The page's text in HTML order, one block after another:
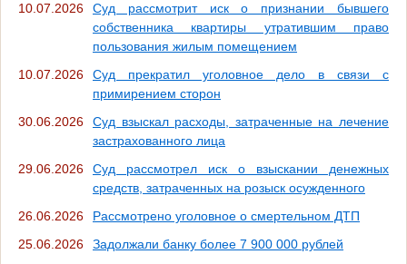
10.07.2026
Суд рассмотрит иск о признании бывшего
собственника квартиры утратившим право
пользования жилым помещением
10.07.2026
Суд прекратил уголовное дело в связи с
примирением сторон
30.06.2026
Суд взыскал расходы, затраченные на лечение
застрахованного лица
29.06.2026
Суд рассмотрел иск о взыскании денежных
средств, затраченных на розыск осужденного
26.06.2026
Рассмотрено уголовное о смертельном ДТП
25.06.2026
Задолжали банку более 7 900 000 рублей